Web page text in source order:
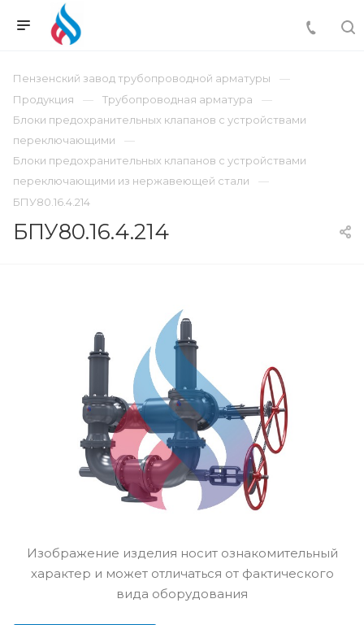
Пензенский завод трубопроводной арматуры
Продукция
Трубопроводная арматура
Блоки предохранительных клапанов с устройствами
переключающими
Блоки предохранительных клапанов с устройствами
переключающими из нержавеющей стали
БПУ80.16.4.214
БПУ80.16.4.214
Изображение изделия носит ознакомительный
характер и может отличаться от фактического
вида оборудования